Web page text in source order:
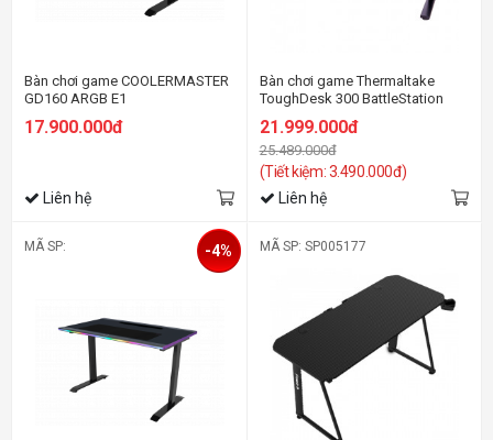
Bàn chơi game COOLERMASTER
GD160 ARGB E1
17.900.000đ
Liên hệ
Bàn chơi game Thermaltake
ToughDesk 300 BattleStation
RGB Gaming Desk
21.999.000đ
25.489.000đ
(Tiết kiệm: 3.490.000đ)
Liên hệ
MÃ SP: -4% MÃ SP: SP005177